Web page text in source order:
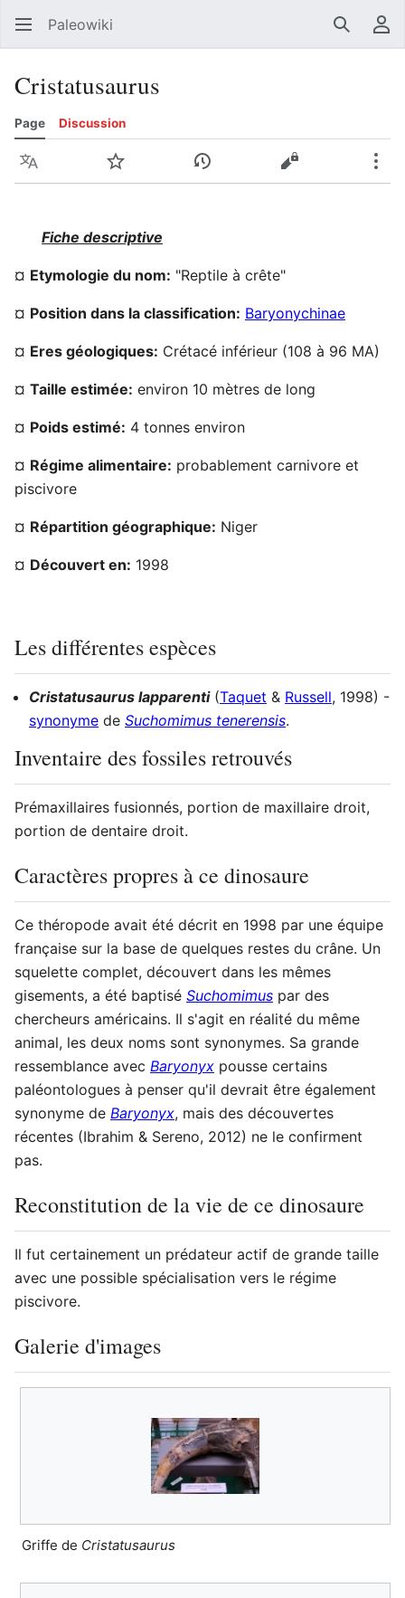
Paleowiki
Cristatusaurus
Page Discussion
Langue Suivre Voir l’historiqueVoir le texte Plus
Fiche descriptive
¤ Etymologie du nom: "Reptile à crête"
¤ Position dans la classification: Baryonychinae
¤ Eres géologiques: Crétacé inférieur (108 à 96 MA)
¤ Taille estimée: environ 10 mètres de long
¤ Poids estimé: 4 tonnes environ
¤ Régime alimentaire: probablement carnivore et
piscivore
¤ Répartition géographique: Niger
¤ Découvert en: 1998
Les différentes espèces
Cristatusaurus lapparenti(Taquet & Russell, 1998) -
synonyme de Suchomimus tenerensis.
Inventaire des fossiles retrouvés
Prémaxillaires fusionnés, portion de maxillaire droit,
portion de dentaire droit.
Caractères propres à ce dinosaure
Ce théropode avait été décrit en 1998 par une équipe
française sur la base de quelques restes du crâne. Un
squelette complet, découvert dans les mêmes
gisements, a été baptisé Suchomimus par des
chercheurs américains. Il s'agit en réalité du même
animal, les deux noms sont synonymes. Sa grande
ressemblance avec Baryonyx pousse certains
paléontologues à penser qu'il devrait être également
synonyme de Baryonyx, mais des découvertes
récentes (Ibrahim & Sereno, 2012) ne le confirment
pas.
Reconstitution de la vie de ce dinosaure
Il fut certainement un prédateur actif de grande taille
avec une possible spécialisation vers le régime
piscivore.
Galerie d'images
Griffe de Cristatusaurus